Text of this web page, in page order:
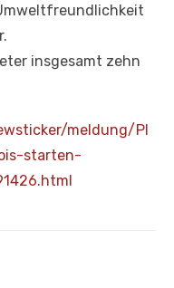
insgesamt zehn
meldung/Pl
starten-